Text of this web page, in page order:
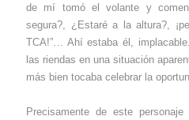
de mí tomó el volante y
segura?, ¿Estaré a la altura?,
TCA!”… Ahí estaba él,
las riendas en una situación
más bien tocaba celebrar la
Precisamente de este